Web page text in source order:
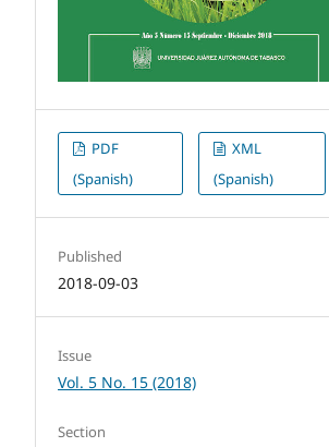
PDF
(Spanish)
XML
(Spanish)
Published
2018-09-03
Issue
Vol. 5 No. 15 (2018)
Section